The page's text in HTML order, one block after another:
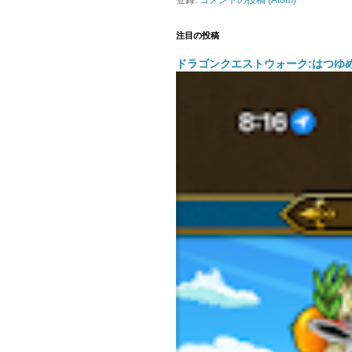
注目の投稿
ドラゴンクエストウォーク:はつゆ